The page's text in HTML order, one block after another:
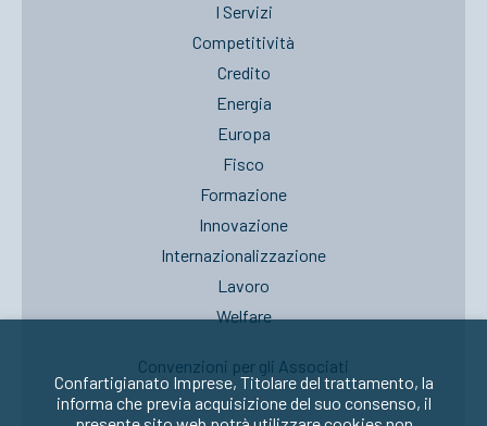
I Servizi
Competitività
Credito
Energia
Europa
Fisco
Formazione
Innovazione
Internazionalizzazione
Lavoro
Welfare
Convenzioni per gli Associati
Confartigianato Imprese, Titolare del trattamento, la
informa che previa acquisizione del suo consenso, il